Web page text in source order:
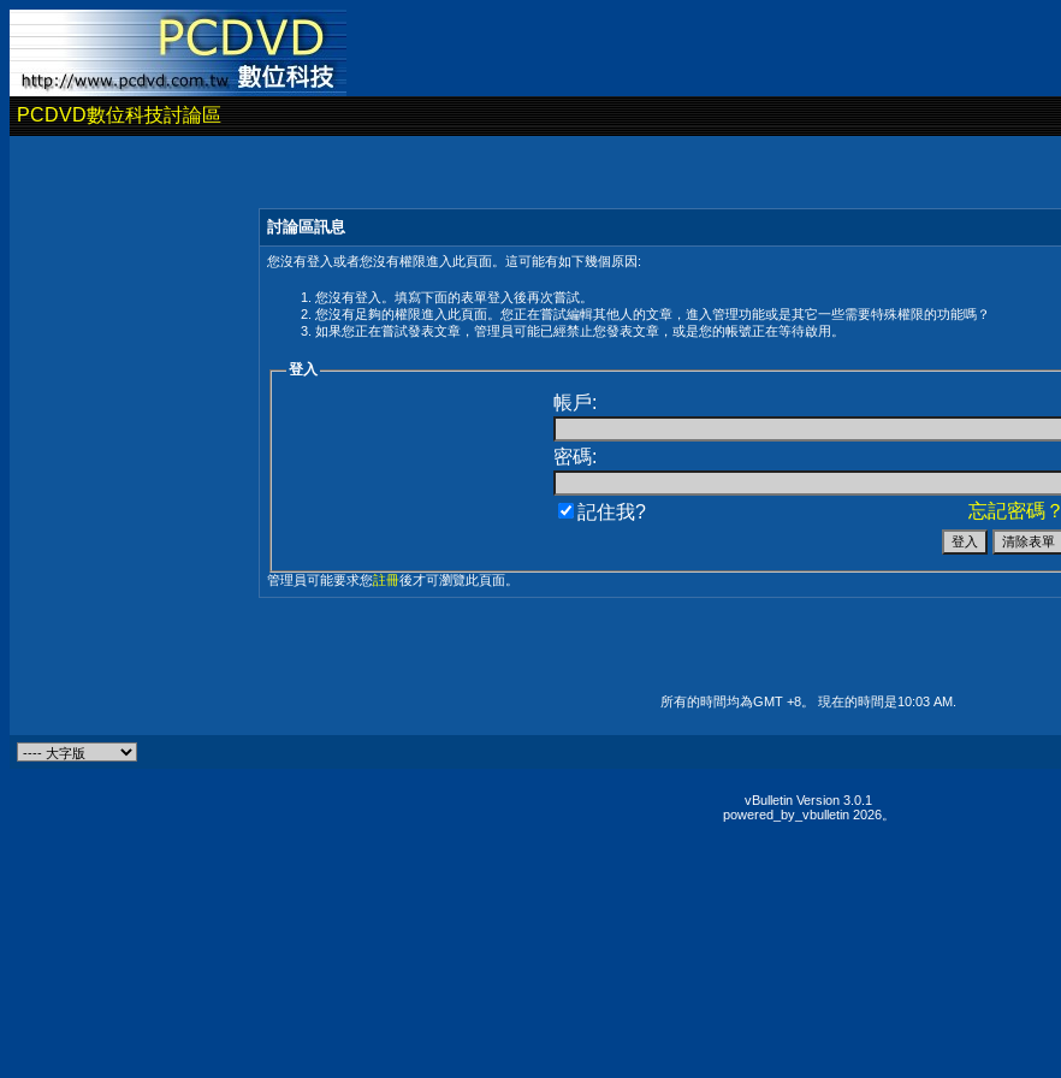
PCDVD數位科技討論區
討論區訊息
您沒有登入或者您沒有權限進入此頁面。這可能有如下幾個原因:
您沒有登入。填寫下面的表單登入後再次嘗試。
您沒有足夠的權限進入此頁面。您正在嘗試編輯其他人的文章，進入管理功能或是其它一些需要特殊權限的功能嗎？
如果您正在嘗試發表文章，管理員可能已經禁止您發表文章，或是您的帳號正在等待啟用。
登入
帳戶:
密碼:
忘記密碼？
記住我?
管理員可能要求您註冊後才可瀏覽此頁面。
所有的時間均為GMT +8。 現在的時間是10:03 AM
vBulletin Version 3.0.1
powered_by_vbulletin 2026。